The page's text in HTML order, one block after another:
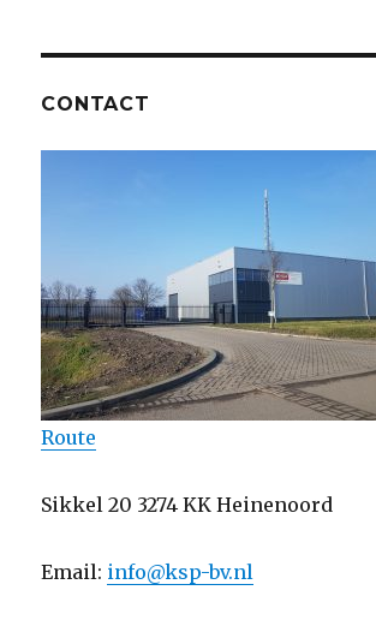
CONTACT
Route
Sikkel 20 3274 KK Heinenoord
Email: info@ksp-bv.nl